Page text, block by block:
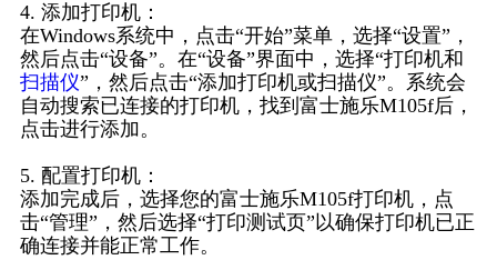
4. 添加打印机：
在Windows系统中，点击“开始”菜单，选择“设置”，
然后点击“设备”。在“设备”界面中，选择“打印机和
扫描仪”，然后点击“添加打印机或扫描仪”。系统会
自动搜索已连接的打印机，找到富士施乐M105f后，
点击进行添加。
5. 配置打印机：
添加完成后，选择您的富士施乐M105f打印机，点
击“管理”，然后选择“打印测试页”以确保打印机已正
确连接并能正常工作。